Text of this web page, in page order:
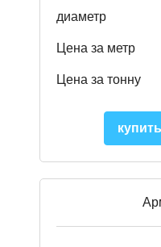
диаметр
Цена за метр
Цена за тонну